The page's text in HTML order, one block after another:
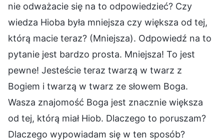
nie odważacie się na to odpowiedzieć? Czy
wiedza Hioba była mniejsza czy większa od tej,
którą macie teraz? (Mniejsza). Odpowiedź na to
pytanie jest bardzo prosta. Mniejsza! To jest
pewne! Jesteście teraz twarzą w twarz z
Bogiem i twarzą w twarz ze słowem Boga.
Wasza znajomość Boga jest znacznie większa
od tej, którą miał Hiob. Dlaczego to poruszam?
Dlaczego wypowiadam się w ten sposób?